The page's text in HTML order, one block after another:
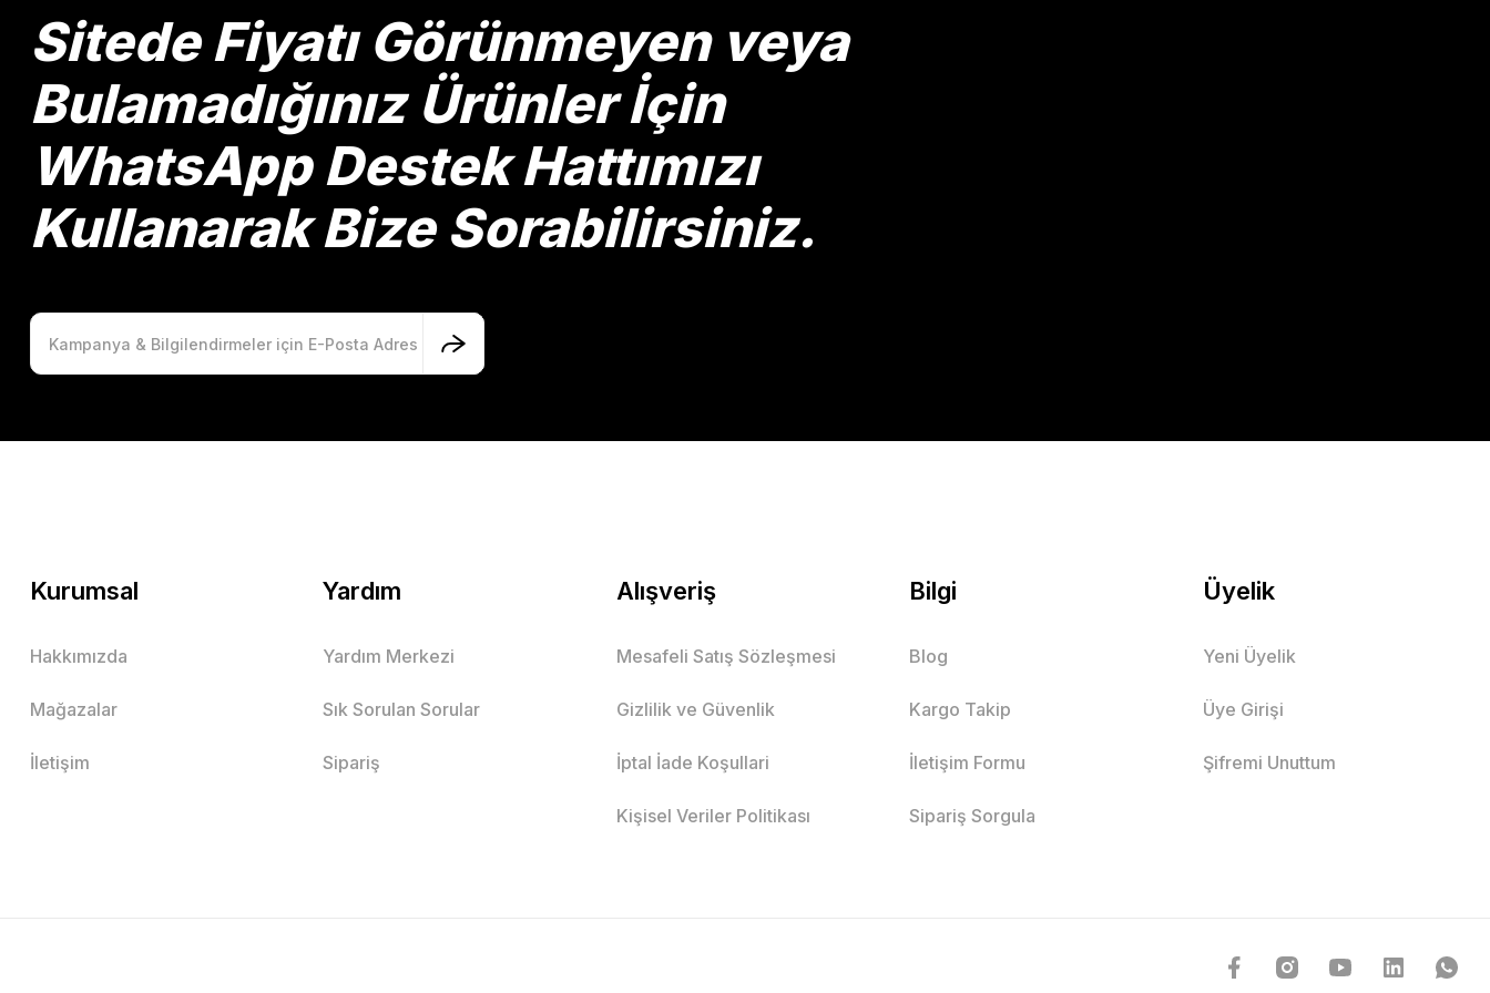
Ürün fiyatı diğer sitelerden daha pahalı.
Bu ürüne benzer farklı alternatifler olmalı.
Gönder
Sitede Fiyatı Görünmeyen veya
Bulamadığınız Ürünler İçin
WhatsApp Destek Hattımızı
Kullanarak Bize Sorabilirsiniz.
Kurumsal
Hakkımızda
Mağazalar
İletişim
Yardım
Yardım Merkezi
Sık Sorulan Sorular
Sipariş
Alışveriş
Mesafeli Satış Sözleşmesi
Gizlilik ve Güvenlik
İptal İade Koşullari
Kişisel Veriler Politikası
Bilgi
Blog
Kargo Takip
İletişim Formu
Sipariş Sorgula
Üyelik
Yeni Üyelik
Üye Girişi
Şifremi Unuttum